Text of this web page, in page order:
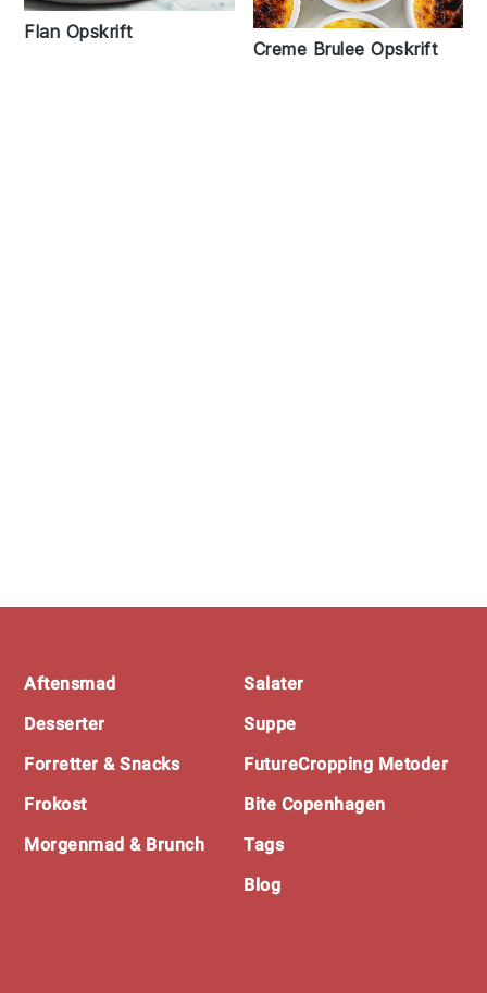
Flan Opskrift
Creme Brulee Opskrift
Footer
Aftensmad
Desserter
Forretter & Snacks
Frokost
Morgenmad & Brunch
Salater
Suppe
FutureCropping Metoder
Bite Copenhagen
Tags
Blog